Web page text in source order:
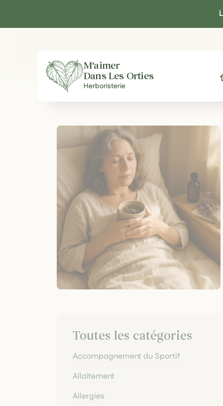
M'aimer
Dans Les Orties
Herboristerie
Toutes les catégories
Accompagnement du Sportif
Allaitement
Allergies